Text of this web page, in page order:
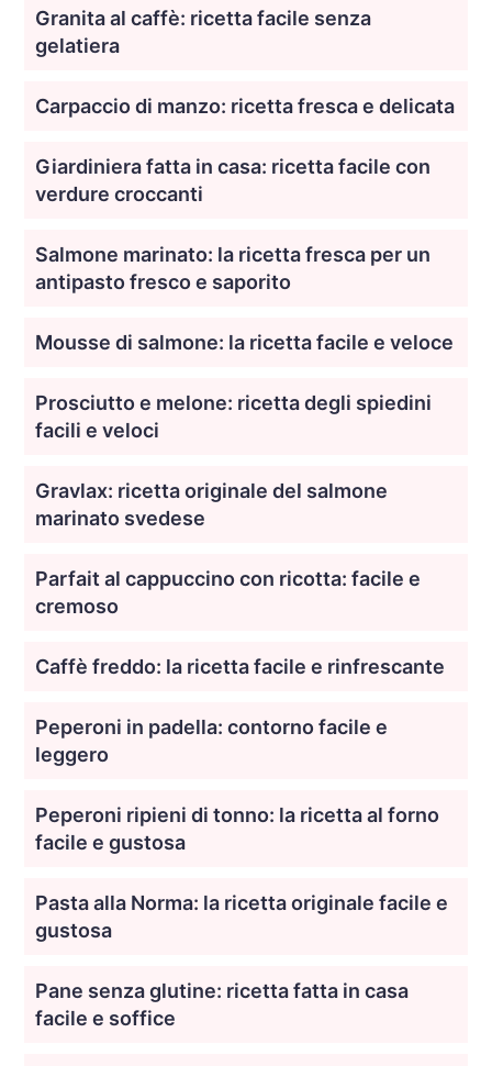
Granita al caffè: ricetta facile senza
gelatiera
Carpaccio di manzo: ricetta fresca e delicata
Giardiniera fatta in casa: ricetta facile con
verdure croccanti
Salmone marinato: la ricetta fresca per un
antipasto fresco e saporito
Mousse di salmone: la ricetta facile e veloce
Prosciutto e melone: ricetta degli spiedini
facili e veloci
Gravlax: ricetta originale del salmone
marinato svedese
Parfait al cappuccino con ricotta: facile e
cremoso
Caffè freddo: la ricetta facile e rinfrescante
Peperoni in padella: contorno facile e
leggero
Peperoni ripieni di tonno: la ricetta al forno
facile e gustosa
Pasta alla Norma: la ricetta originale facile e
gustosa
Pane senza glutine: ricetta fatta in casa
facile e soffice